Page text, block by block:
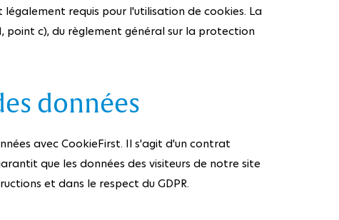
requis pour l'utilisation de cookies. La
point c), du règlement général sur la protection
données
avec CookieFirst. Il s'agit d'un contrat
que les données des visiteurs de notre site
et dans le respect du GDPR.